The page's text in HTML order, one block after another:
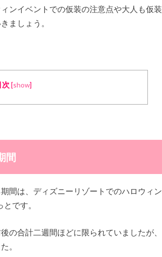
ンイベントでの仮装の注意点や大人も仮装
ましょう。
次 [show]
間
間は、ディズニーリゾートでのハロウィン
と です。
の合計二週間ほどに限られていましたが、
。